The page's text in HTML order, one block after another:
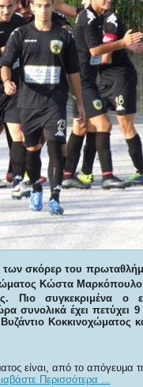
των σκόρερ του
Κώστα
Πιο συγκεκριμένα ο
συνολικά έχει πετύχει
Κοκκινοχώματος
είναι, από το απόγευμα
Περισσότερα ...